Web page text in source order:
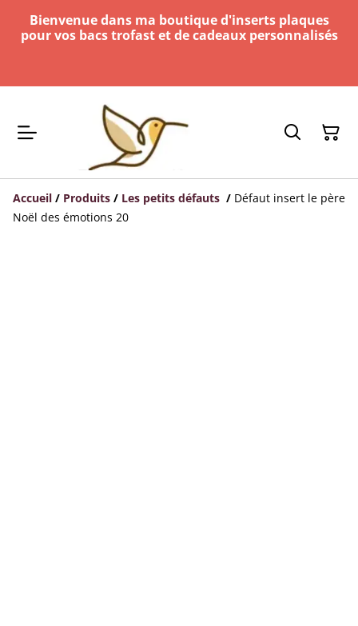
Bienvenue dans ma boutique d'inserts plaques
pour vos bacs trofast et de cadeaux personnalisés
Accueil / Produits / Les petits défauts / Défaut insert le père
Noël des émotions 20